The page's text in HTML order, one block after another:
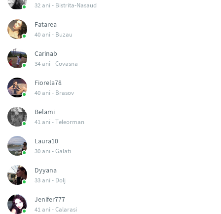
32 ani - Bistrita-Nasaud
Fatarea
40 ani - Buzau
Carinab
34 ani -Covasna
Fiorela78
40 ani - Brasov
Belami
41 ani -Teleorman
Laura10
30 ani -Galati
Dyyana
33 ani - Dolj
Jenifer777
41 ani -Calarasi